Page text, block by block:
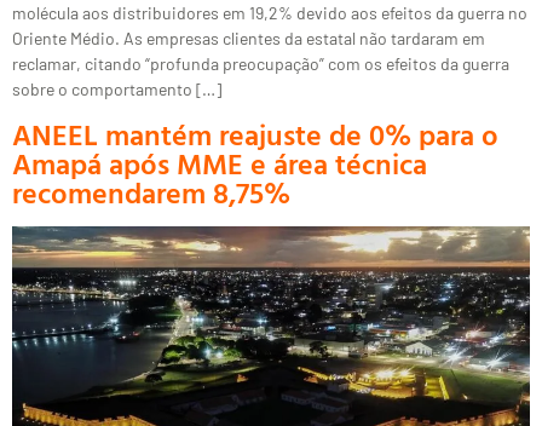
molécula aos distribuidores em 19,2% devido aos efeitos da guerra no
Oriente Médio. As empresas clientes da estatal não tardaram em
reclamar, citando “profunda preocupação” com os efeitos da guerra
sobre o comportamento […]
ANEEL mantém reajuste de 0% para o
Amapá após MME e área técnica
recomendarem 8,75%